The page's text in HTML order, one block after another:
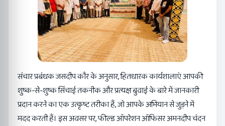
संचार प्रबंधक जसदीप कौर के अनुसार, हितधारक कार्यशालाएं आपकी
शुष्क-से-शुष्क सिंचाई तकनीक और प्रत्यक्ष बुवाई के बारे में जानकारी
प्रदान करने का एक उत्कृष्ट तरीका हैं, जो आपके अभियान से जुड़ने में
मदद करती हैं। इस अवसर पर, फील्ड ऑपरेशन ऑफिसर अमनदीप चंदन